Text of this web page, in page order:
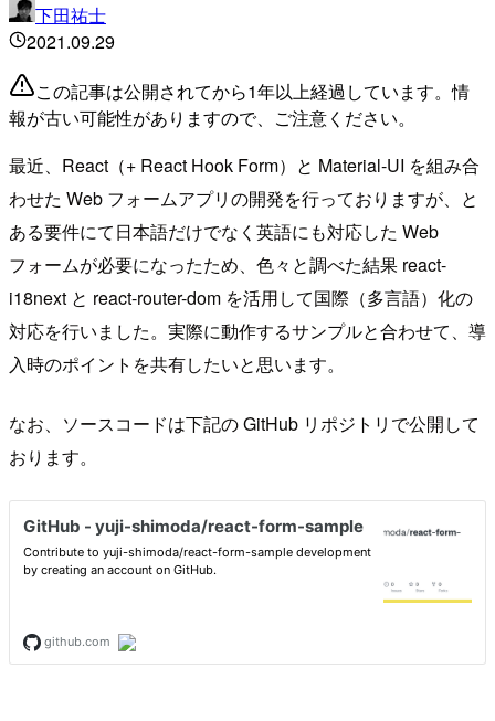
下田祐士
2021.09.29
この記事は公開されてから1年以上経過しています。情
報が古い可能性がありますので、ご注意ください。
最近、React（+ React Hook Form）と Material-UI を組み合
わせた Web フォームアプリの開発を行っておりますが、と
ある要件にて日本語だけでなく英語にも対応した Web
フォームが必要になったため、色々と調べた結果 react-
i18next と react-router-dom を活用して国際（多言語）化の
対応を行いました。実際に動作するサンプルと合わせて、導
入時のポイントを共有したいと思います。
なお、ソースコードは下記の GitHub リポジトリで公開して
おります。